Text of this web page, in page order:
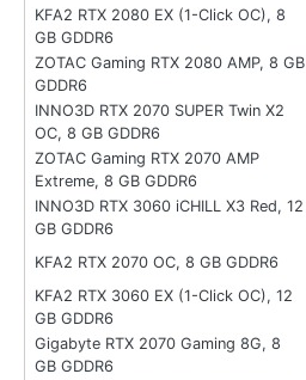
KFA2 RTX 2080 EX (1-Click OC), 8
GB GDDR6
ZOTAC Gaming RTX 2080 AMP, 8 GB
GDDR6
INNO3D RTX 2070 SUPER Twin X2
OC, 8 GB GDDR6
ZOTAC Gaming RTX 2070 AMP
Extreme, 8 GB GDDR6
INNO3D RTX 3060 iCHILL X3 Red, 12
GB GDDR6
KFA2 RTX 2070 OC, 8 GB GDDR6
KFA2 RTX 3060 EX (1-Click OC), 12
GB GDDR6
Gigabyte RTX 2070 Gaming 8G, 8
GB GDDR6